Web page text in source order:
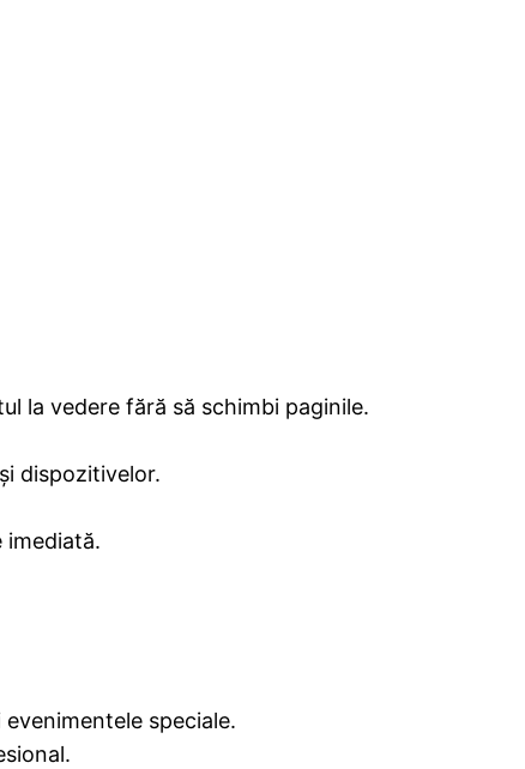
la vedere fără să schimbi paginile.
dispozitivelor.
speciale.